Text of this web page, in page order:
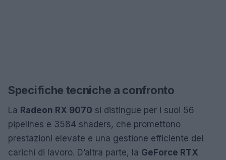
Specifiche tecniche a confronto
La Radeon RX 9070 si distingue per i suoi 56
pipelines e 3584 shaders, che promettono
prestazioni elevate e una gestione efficiente dei
carichi di lavoro. D’altra parte, la GeForce RTX